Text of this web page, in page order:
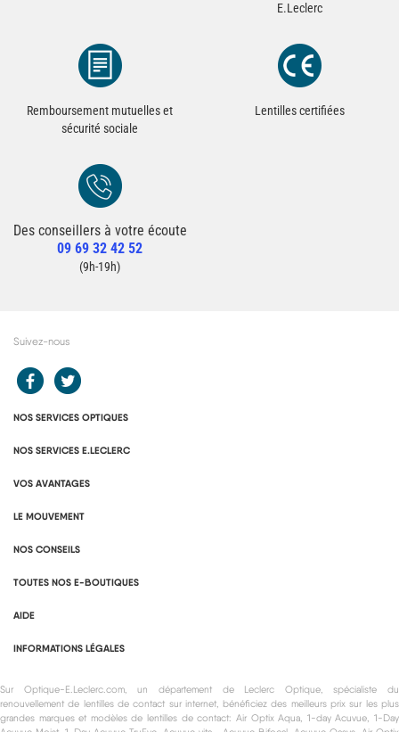
E.Leclerc
Remboursement mutuelles et
sécurité sociale
Lentilles certifiées
Redirection vers la page Contact du site
Des conseillers à votre écoute
09 69 32 42 52
Contacter un conseiller
(9h-19h)
Suivez-nous
Redirection vers le compte Facebook E.Leclerc
NOS SERVICES OPTIQUES
NOS SERVICES E.LECLERC
VOS AVANTAGES
LE MOUVEMENT
NOS CONSEILS
TOUTES NOS E-BOUTIQUES
AIDE
INFORMATIONS LÉGALES
Sur Optique-E.Leclerc.com, un département de Leclerc Optique, spécialiste du
renouvellement de lentilles de contact sur internet, bénéficiez des meilleurs prix sur les plus
grandes marques et modèles de lentilles de contact: Air Optix Aqua, 1-day Acuvue, 1-Day